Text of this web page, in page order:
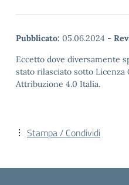
Pubblicato: 05.06.2024 -
Eccetto dove diversamente
stato rilasciato sotto Licenza
Attribuzione 4.0 Italia.
Stampa / Condividi